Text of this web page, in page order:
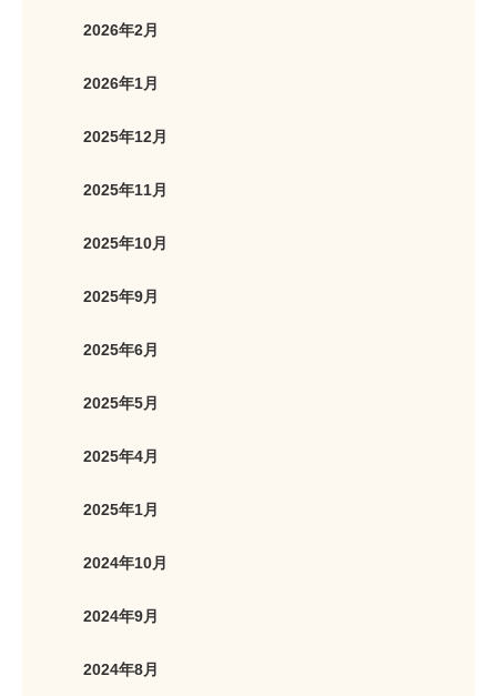
2026年2月
2026年1月
2025年12月
2025年11月
2025年10月
2025年9月
2025年6月
2025年5月
2025年4月
2025年1月
2024年10月
2024年9月
2024年8月